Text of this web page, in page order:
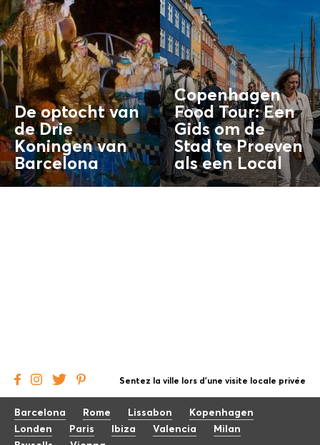
De optocht van
de Drie
Koningen van
Barcelona
Copenhagen
Food Tour: Een
Gids om de
Stad te Proeven
als eenLocal
Sentez la ville lors d'une visite locale privée
Barcelona Rome Lissabon
Kopenhagen
Londen
Paris Ibiza Valencia
Milan